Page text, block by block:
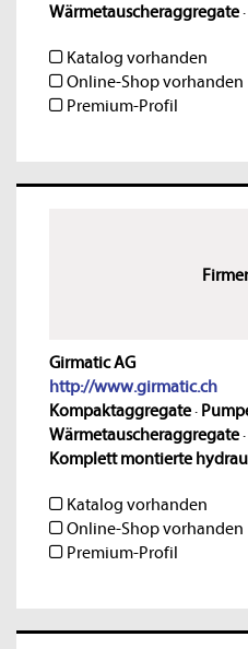
Wärmetauscheraggregate·
Katalog vorhanden
Online-Shop vorhanden
Premium-Profil
Girmatic AG
http://www.girmatic.ch
Kompaktaggregate·
Wärmetauscheraggregate·
Komplett montierte
Katalog vorhanden
Online-Shop vorhanden
Premium-Profil